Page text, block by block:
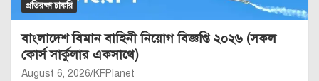
প্রতিরক্ষা চাকরি
বাংলাদেশ বিমান বাহিনী নিয়োগ বিজ্ঞপ্তি ২০২৬ (সকল
কোর্স সার্কুলার একসাথে)
August 6, 2026 KFPlanet